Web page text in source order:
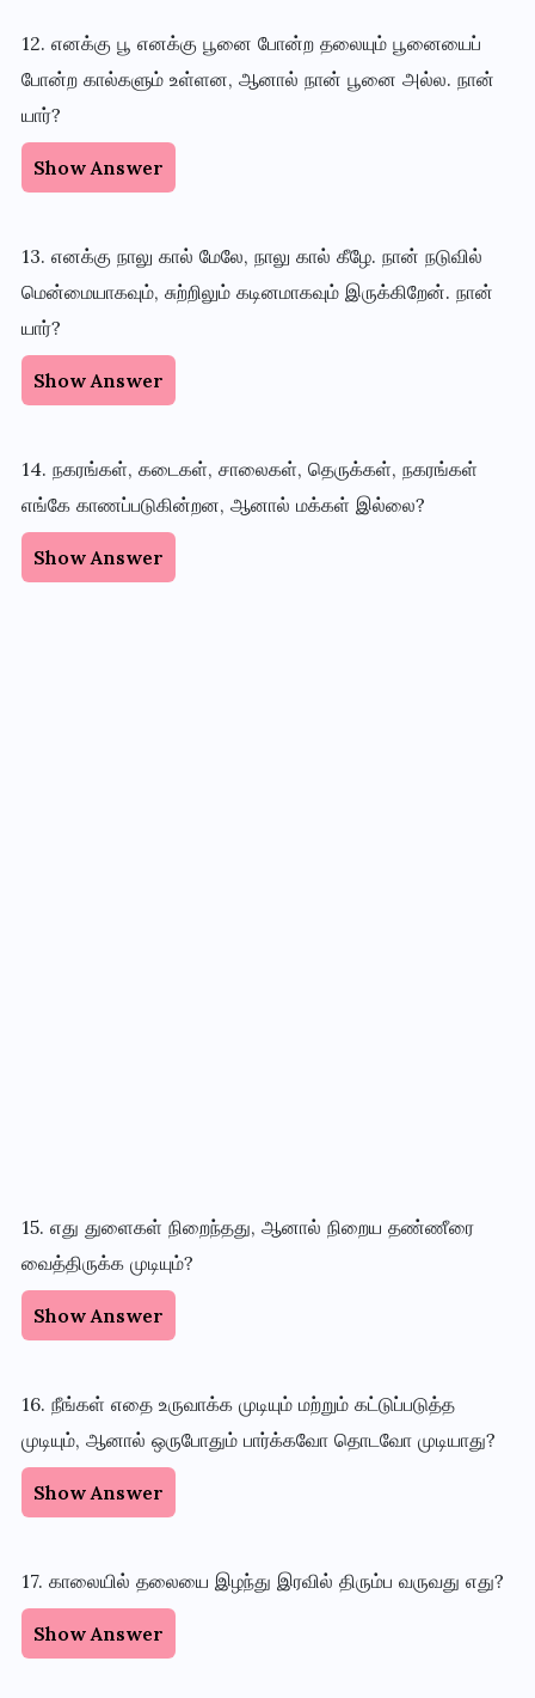
12. எனக்கு பூ எனக்கு பூனை போன்ற தலையும் பூனையைப்
போன்ற கால்களும் உள்ளன, ஆனால் நான் பூனை அல்ல. நான்
யார்?
Show Answer
13. எனக்கு நாலு கால் மேலே, நாலு கால் கீழே. நான் நடுவில்
மென்மையாகவும், சுற்றிலும் கடினமாகவும் இருக்கிறேன். நான்
யார்?
Show Answer
14. நகரங்கள், கடைகள், சாலைகள், தெருக்கள், நகரங்கள்
எங்கே காணப்படுகின்றன, ஆனால் மக்கள் இல்லை?
Show Answer
15. எது துளைகள் நிறைந்தது, ஆனால் நிறைய தண்ணீரை
வைத்திருக்க முடியும்?
Show Answer
16. நீங்கள் எதை உருவாக்க முடியும் மற்றும் கட்டுப்படுத்த
முடியும், ஆனால் ஒருபோதும் பார்க்கவோ தொடவோ முடியாது?
Show Answer
17. காலையில் தலையை இழந்து இரவில் திரும்ப வருவது எது?
Show Answer